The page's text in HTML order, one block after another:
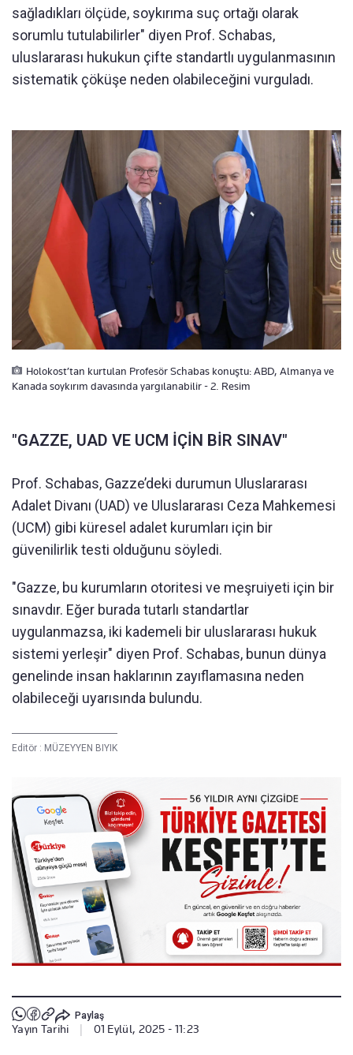
sağladıkları ölçüde, soykırıma suç ortağı olarak
sorumlu tutulabilirler" diyen Prof. Schabas,
uluslararası hukukun çifte standartlı uygulanmasının
sistematik çöküşe neden olabileceğini vurguladı.
Holokost’tan kurtulan Profesör Schabas konuştu: ABD, Almanya ve
Kanada soykırım davasında yargılanabilir - 2. Resim
"GAZZE, UAD VE UCM İÇİN BİR SINAV"
Prof. Schabas, Gazze’deki durumun Uluslararası
Adalet Divanı (UAD) ve Uluslararası Ceza Mahkemesi
(UCM) gibi küresel adalet kurumları için bir
güvenilirlik testi olduğunu söyledi.
"Gazze, bu kurumların otoritesi ve meşruiyeti için bir
sınavdır. Eğer burada tutarlı standartlar
uygulanmazsa, iki kademeli bir uluslararası hukuk
sistemi yerleşir" diyen Prof. Schabas, bunun dünya
genelinde insan haklarının zayıflamasına neden
olabileceği uyarısında bulundu.
Editör : MÜZEYYEN BIYIK
Paylaş
Yayın Tarihi 01 Eylül, 2025 - 11:23